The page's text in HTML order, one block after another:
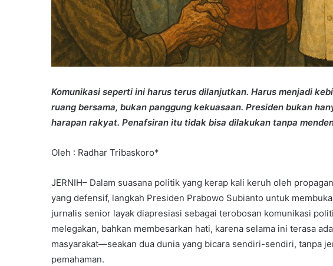
Komunikasi seperti ini harus terus dilanjutkan. Harus menjadi
ruang bersama, bukan panggung kekuasaan. Presiden bukan
harapan rakyat. Penafsiran itu tidak bisa dilakukan tanpa
Oleh : Radhar Tribaskoro*
JERNIH– Dalam suasana politik yang kerap kali keruh oleh
yang defensif, langkah Presiden Prabowo Subianto untuk
jurnalis senior layak diapresiasi sebagai terobosan komunikasi
melegakan, bahkan membesarkan hati, karena selama ini terasa
masyarakat—seakan dua dunia yang bicara sendiri-sendiri, tanpa
pemahaman.